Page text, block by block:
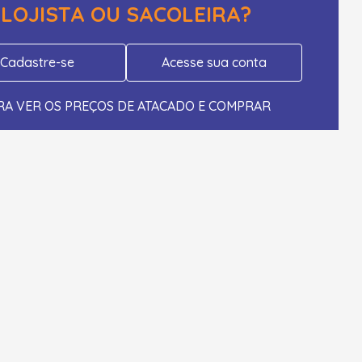
LOJISTA OU SACOLEIRA?
Cadastre-se Acesse sua conta
VER OS PREÇOS DE ATACADO E COMPRAR